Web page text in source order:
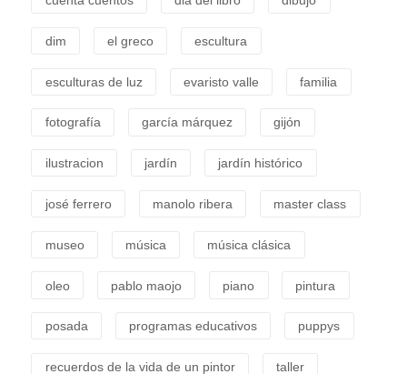
dim el greco escultura
esculturas de luz evaristo valle familia
fotografía garcía márquez gijón
ilustracion jardín jardín histórico
josé ferrero manolo ribera master class
museo música música clásica
oleo pablo maojo piano pintura
posada programas educativos puppys
recuerdos de la vida de un pintor taller